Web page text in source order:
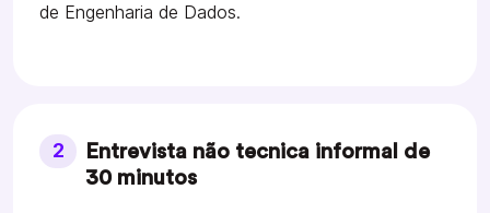
de Engenharia de Dados.
2
Entrevista não tecnica informal de
30 minutos